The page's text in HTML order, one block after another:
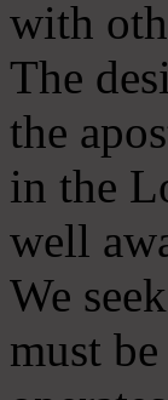
with
The
the
in the
well
We
must